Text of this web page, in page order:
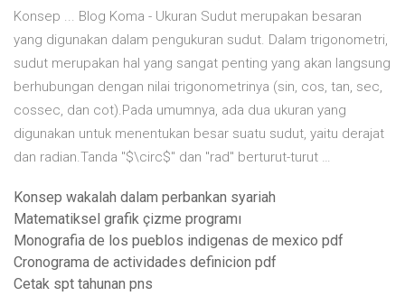
Konsep ... Blog Koma - Ukuran Sudut merupakan besaran
yang digunakan dalam pengukuran sudut. Dalam trigonometri,
sudut merupakan hal yang sangat penting yang akan langsung
berhubungan dengan nilai trigonometrinya (sin, cos, tan, sec,
cossec, dan cot).Pada umumnya, ada dua ukuran yang
digunakan untuk menentukan besar suatu sudut, yaitu derajat
dan radian.Tanda "$\circ$" dan "rad" berturut-turut …
Konsep wakalah dalam perbankan syariah
Matematiksel grafik çizme programı
Monografia de los pueblos indigenas de mexico pdf
Cronograma de actividades definicion pdf
Cetak spt tahunan pns